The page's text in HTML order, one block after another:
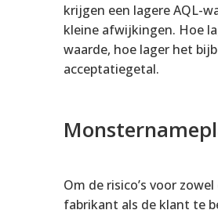
krijgen een lagere AQL-
kleine afwijkingen. Hoe
waarde, hoe lager het
acceptatiegetal.
Om de risico’s voor zowel
fabrikant als de klant te